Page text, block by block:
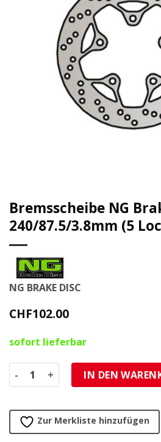
Bremsscheibe NG
240/87.5/3.8mm (5
NG BRAKE DISC
CHF102.00
sofort lieferbar
Bremsscheibe NG Brake Disc
IN DEN
Zur Merkliste hinzufügen